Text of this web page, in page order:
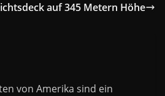
auf 345 Metern Höhe
von Amerika sind ein